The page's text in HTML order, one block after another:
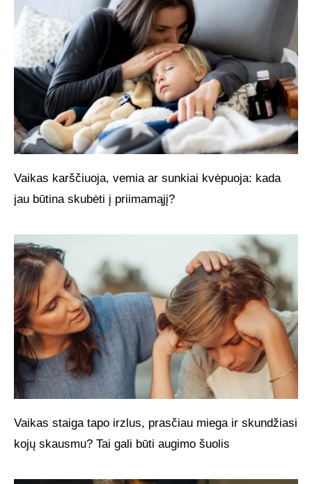
Vaikas karščiuoja, vemia ar sunkiai kvėpuoja: kada
jau būtina skubėti į priimamąjį?
Vaikas staiga tapo irzlus, prasčiau miega ir skundžiasi
kojų skausmu? Tai gali būti augimo šuolis